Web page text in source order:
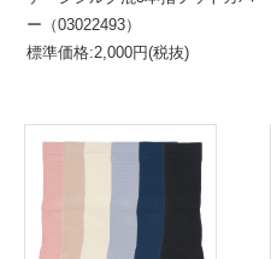
ー（03022493）
標準価格:2,000円(税抜)